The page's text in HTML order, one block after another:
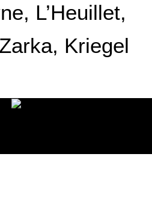
L’Heuillet,
Kriegel